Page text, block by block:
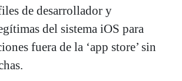
de desarrollador y
del sistema iOS para
fuera de la ‘app store’ sin